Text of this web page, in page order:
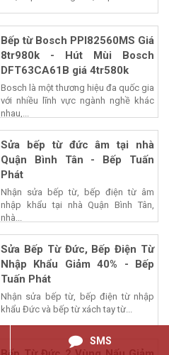
Bếp từ Bosch PPI82560MS Giá
8tr980k - Hút Mùi Bosch
DFT63CA61B giá 4tr580k
Bosch là một thương hiệu đa quốc gia
với nhiều lĩnh vực ngành nghề khác
nhau,...
Sửa bếp từ đức âm tại nhà
Quận Bình Tân - Bếp Tuấn
Phát
Nhận sửa bếp từ, bếp điện từ âm
nhập khẩu tại nhà Quận Bình Tân,
nhà...
Sửa Bếp Từ Đức, Bếp Điện Từ
Nhập Khẩu Giảm 40% - Bếp
Tuấn Phát
Nhận sửa bếp từ, bếp điện từ nhập
khẩu Đức và bếp từ xách tay từ...
SMS